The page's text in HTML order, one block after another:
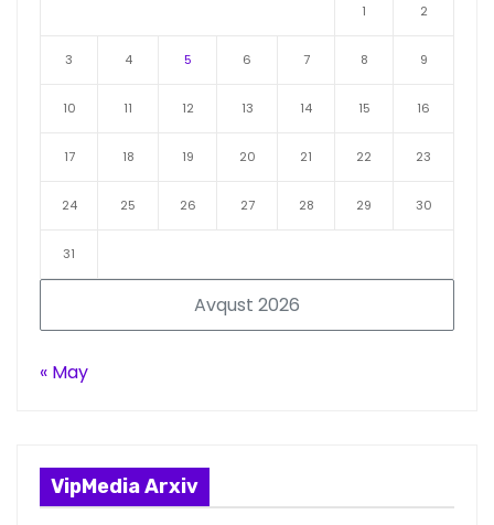
Avqust 2026
1 2
3 4 5 6 7 8 9
10 11 12 13 14 15 16
17 18 19 20 21 22 23
24 25 26 27 28 29 30
31
« May
VipMedia Arxiv